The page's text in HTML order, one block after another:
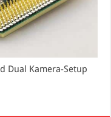
Dual Kamera-Setup